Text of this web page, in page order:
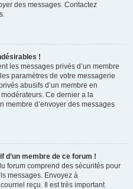
des messages. Contactez
!
les messages privés d’un membre
paramètres de votre messagerie
abusifs d’un membre en
Ce dernier a la
membre d’envoyer des messages
d’un membre de ce forum !
forum comprend des sécurités pour
messages. Envoyez à
reçu. Il est très important